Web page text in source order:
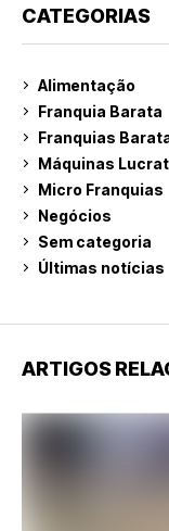
CATEGORIAS
Alimentação
Franquia Barata
Franquias
Máquinas
Micro Franquias
Negócios
Sem categoria
Últimas notícias
ARTIGOS